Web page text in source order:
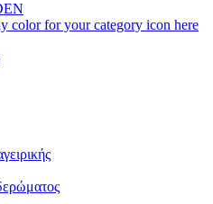
color for your category icon here